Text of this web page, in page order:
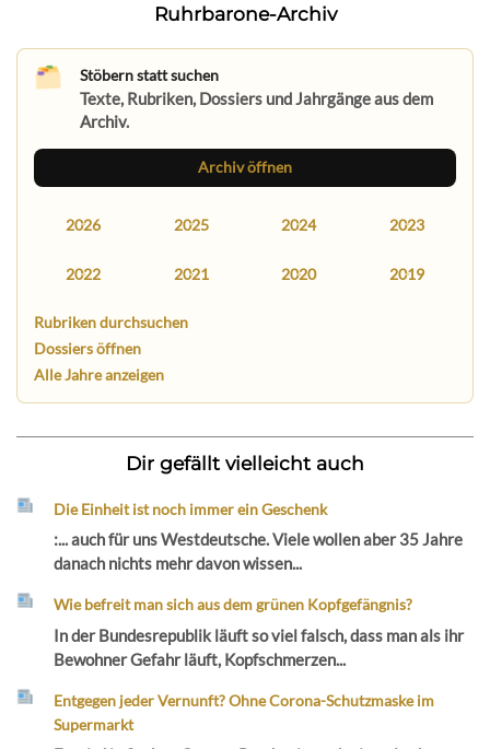
Ruhrbarone-Archiv
Stöbern statt suchen
Texte, Rubriken, Dossiers und Jahrgänge aus dem
Archiv.
Archiv öffnen
2026 2025 2024 2023
2022 2021 2020 2019
Rubriken durchsuchen
Dossiers öffnen
Alle Jahre anzeigen
Dir gefällt vielleicht auch
Die Einheit ist noch immer ein Geschenk
:... auch für uns Westdeutsche. Viele wollen aber 35 Jahre
danach nichts mehr davon wissen...
Wie befreit man sich aus dem grünen Kopfgefängnis?
In der Bundesrepublik läuft so viel falsch, dass man als ihr
Bewohner Gefahr läuft, Kopfschmerzen...
Entgegen jeder Vernunft? Ohne Corona-Schutzmaske im
Supermarkt